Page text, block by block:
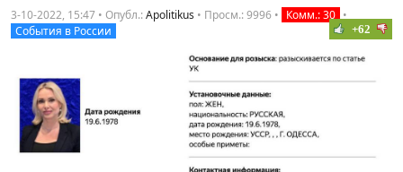
3-10-2022, 15:47 • Опубл.:Apolitikus • Просм.: 9996 • Комм.: 30 •
События в России
+62